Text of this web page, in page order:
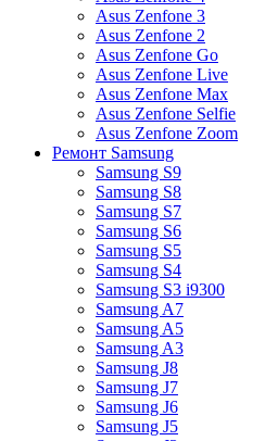
Asus Zenfone 3
Asus Zenfone 2
Asus Zenfone Go
Asus Zenfone Live
Asus Zenfone Max
Asus Zenfone Selfie
Asus Zenfone Zoom
Ремонт Samsung
Samsung S9
Samsung S8
Samsung S7
Samsung S6
Samsung S5
Samsung S4
Samsung S3 i9300
Samsung A7
Samsung A5
Samsung A3
Samsung J8
Samsung J7
Samsung J6
Samsung J5